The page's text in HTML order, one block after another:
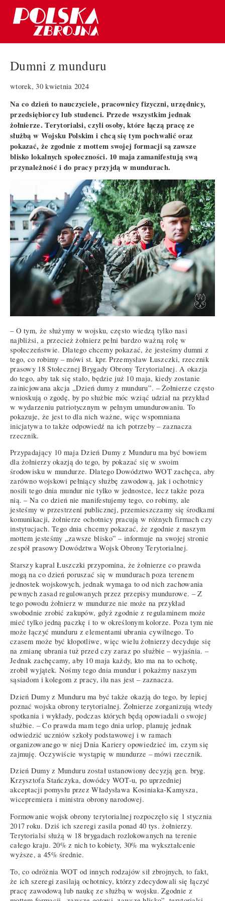
Dumni z munduru
wtorek, 30 kwietnia 2024
Na co dzień to nauczyciele, pracownicy fizyczni, urzędnicy,
przedsiębiorcy lub studenci. Przede wszystkim jednak
żołnierze. Terytorialsi, czyli osoby, które łączą pracę ze
służbą w Wojsku Polskim i chcą się tym pochwalić oraz
pokazać, że zgodnie z mottem swojej formacji są zawsze
blisko lokalnych społeczności. 10 maja zamanifestują swą
przynależność i do pracy przyjdą w mundurach.
– O tym, że służymy w wojsku, często wiedzą tylko nasi
najbliżsi, a przecież żołnierz pełni bardzo ważną rolę w
społeczeństwie. Dlatego chcemy pokazać, że jesteśmy dumni z
tego, co robimy – mówi st. kpr. Przemysław Łuszczki, rzecznik
prasowy 18 Stołecznej Brygady Obrony Terytorialnej. A okazja
do tego, aby tak się stało, będzie już 10 maja, kiedy zostanie
zainicjowana akcja „Dzień dumy z munduru”. – Żołnierze często
wnioskują o zgodę, by po służbie móc wziąć udział na przykład
w wydarzeniu patriotycznym w pełnym umundurowaniu. To
pokazuje, że jest to dla nich ważne, więc wspomniana
inicjatywa to także odpowiedź na ich potrzeby – zaznacza
rzecznik.
Przypadający 10 maja Dzień Dumy z Munduru ma być bowiem
dla żołnierzy okazją do tego, by pokazać się w swoim
środowisku w mundurze. Dlatego Dowództwo WOT zachęca, aby
zarówno wojskowi pełniący służbę zawodową, jak i ochotnicy
nosili tego dnia mundur nie tylko w jednostce, lecz także poza
nią. – Na co dzień nie manifestujemy tego, co robimy, ale
jesteśmy w przestrzeni publicznej, przemieszczamy się środkami
komunikacji, żołnierze ochotnicy pracują w różnych firmach czy
instytucjach. Tego dnia chcemy pokazać, że zgodnie z naszym
mottem jesteśmy „zawsze blisko” – informuje na swojej stronie
zespół prasowy Dowództwa Wojsk Obrony Terytorialnej.
Starszy kapral Łuszczki przypomina, że żołnierze co prawda
mogą na co dzień poruszać się w mundurach poza terenem
jednostek wojskowych, jednak wymaga to od nich zachowania
pewnych zasad regulowanych przez przepisy mundurowe. – Z
tego powodu żołnierz w mundurze nie może na przykład
swobodnie zrobić zakupów, gdyż zgodnie z regulaminem może
mieć tylko jedną paczkę i to w określonym kolorze. Poza tym nie
może łączyć munduru z elementami ubrania cywilnego. To
czasem może być kłopotliwe, więc wielu żołnierzy decyduje się
na zmianę ubrania tuż przed czy zaraz po służbie – wyjaśnia. –
Jednak zachęcamy, aby 10 maja każdy, kto ma na to ochotę,
zrobił wyjątek. Nośmy tego dnia mundur i pokażmy naszym
sąsiadom i kolegom z pracy, ilu nas jest – zaznacza.
Dzień Dumy z Munduru ma być także okazją do tego, by lepiej
poznać wojska obrony terytorialnej. Żołnierze zorganizują wtedy
spotkania i wykłady, podczas których będą opowiadali o swojej
służbie. – Co prawda mam tego dnia urlop, planuję jednak
odwiedzić uczniów szkoły podstawowej i w ramach
organizowanego w niej Dnia Kariery opowiedzieć im, czym się
zajmuję. Oczywiście wystąpię w mundurze – mówi rzecznik.
Dzień Dumy z Munduru został ustanowiony decyzją gen. bryg.
Krzysztofa Stańczyka, dowódcy WOT-u, po uprzedniej
akceptacji pomysłu przez Władysława Kosiniaka-Kamysza,
wicepremiera i ministra obrony narodowej.
Formowanie wojsk obrony terytorialnej rozpoczęło się 1 stycznia
2017 roku. Dziś ich szeregi zasila ponad 40 tys. żołnierzy.
Terytorialsi służą w 18 brygadach rozlokowanych na terenie
całego kraju. 20% z nich to kobiety, 30% ma wykształcenie
wyższe, a 45% średnie.
To, co odróżnia WOT od innych rodzajów sił zbrojnych, to fakt,
że ich szeregi zasilają ochotnicy, którzy zdecydowali się łączyć
pracę zawodową lub naukę ze służbą w wojsku. Zgodnie z